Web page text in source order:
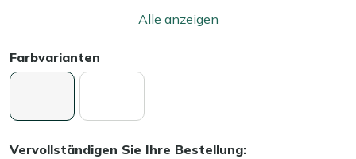
Alle anzeigen
Farbvarianten
Vervollständigen Sie Ihre Bestellung: